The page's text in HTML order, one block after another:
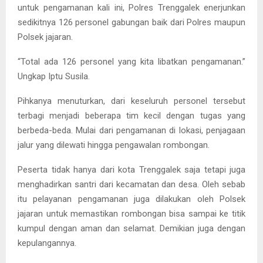
untuk pengamanan kali ini, Polres Trenggalek enerjunkan
sedikitnya 126 personel gabungan baik dari Polres maupun
Polsek jajaran.
“Total ada 126 personel yang kita libatkan pengamanan.”
Ungkap Iptu Susila.
Pihkanya menuturkan, dari keseluruh personel tersebut
terbagi menjadi beberapa tim kecil dengan tugas yang
berbeda-beda. Mulai dari pengamanan di lokasi, penjagaan
jalur yang dilewati hingga pengawalan rombongan.
Peserta tidak hanya dari kota Trenggalek saja tetapi juga
menghadirkan santri dari kecamatan dan desa. Oleh sebab
itu pelayanan pengamanan juga dilakukan oleh Polsek
jajaran untuk memastikan rombongan bisa sampai ke titik
kumpul dengan aman dan selamat. Demikian juga dengan
kepulangannya.